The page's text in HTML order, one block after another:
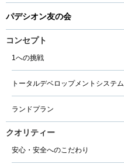
パデシオン友の会
コンセプト
1への挑戦
トータルデベロップメントシステム
ランドプラン
クオリティー
安心・安全へのこだわり